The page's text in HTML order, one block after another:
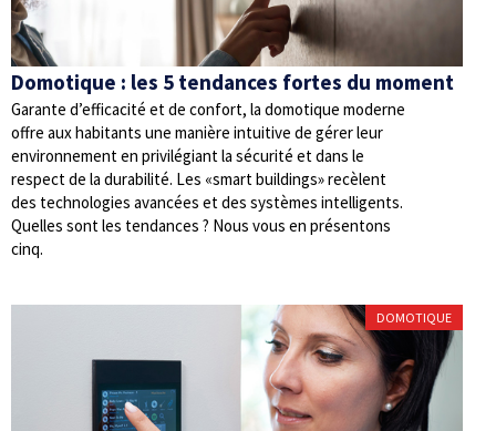
Domotique : les 5 tendances fortes du moment
Garante d’efficacité et de confort, la domotique moderne
offre aux habitants une manière intuitive de gérer leur
environnement en privilégiant la sécurité et dans le
respect de la durabilité. Les «smart buildings» recèlent
des technologies avancées et des systèmes intelligents.
Quelles sont les tendances ? Nous vous en présentons
cinq.
DOMOTIQUE